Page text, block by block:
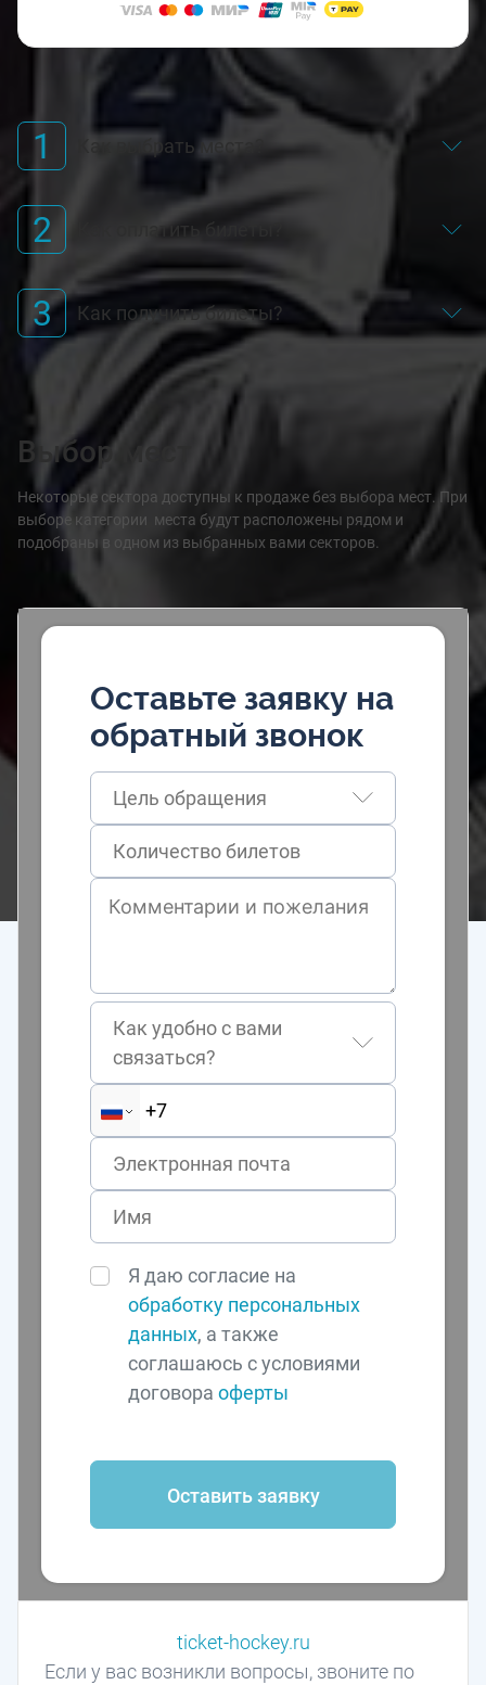
1 Как выбрать места?
2 Как оплатить билеты?
3 Как получить билеты?
Выбор мест
Некоторые сектора доступны к продаже без выбора мест. При
выборе категории места будут расположены рядом и
подобраны в одном из выбранных вами секторов.
Оставьте заявку на
обратный звонок
Цель обращения
Как удобно с вами
связаться?
Я даю согласие на
обработку персональных
данных, а также
соглашаюсь с условиями
договораоферты
Оставить заявку
Если у вас возникли вопросы, звоните по
ticket-hockey.ru